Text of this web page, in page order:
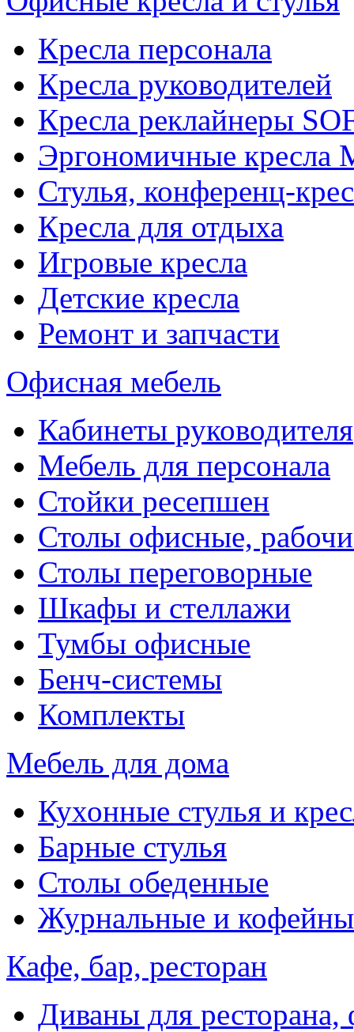
Кресла персонала
Кресла руководителей
Кресла реклайнеры
Эргономичные
Стулья, конференц-
Кресла для отдыха
Игровые кресла
Детские кресла
Ремонт и запчасти
Офисная мебель
Кабинеты руководителя
Мебель для персонала
Стойки ресепшен
Столы офисные,
Столы переговорные
Шкафы и стеллажи
Тумбы офисные
Бенч-системы
Комплекты
Мебель для дома
Кухонные стулья и
Барные стулья
Столы обеденные
Журнальные и
Кафе, бар, ресторан
Диваны для ресторана,